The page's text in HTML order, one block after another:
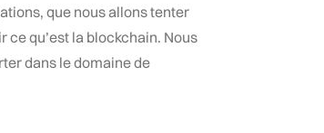
que nous allons tenter
qu’est la blockchain. Nous
dans le domaine de